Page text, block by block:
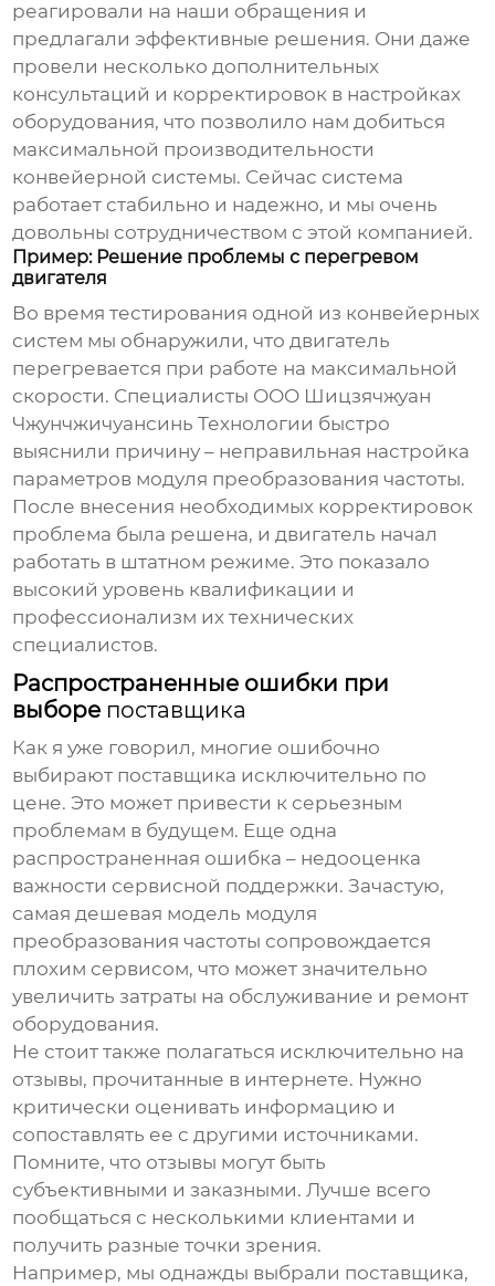
реагировали на наши обращения и
предлагали эффективные решения. Они даже
провели несколько дополнительных
консультаций и корректировок в настройках
оборудования, что позволило нам добиться
максимальной производительности
конвейерной системы. Сейчас система
работает стабильно и надежно, и мы очень
довольны сотрудничеством с этой компанией.
Пример: Решение проблемы с перегревом
двигателя
Во время тестирования одной из конвейерных
систем мы обнаружили, что двигатель
перегревается при работе на максимальной
скорости. Специалисты ООО Шицзячжуан
Чжунчжичуансинь Технологии быстро
выяснили причину – неправильная настройка
параметров модуля преобразования частоты.
После внесения необходимых корректировок
проблема была решена, и двигатель начал
работать в штатном режиме. Это показало
высокий уровень квалификации и
профессионализм их технических
специалистов.
Распространенные ошибки при
выборе поставщика
Как я уже говорил, многие ошибочно
выбирают поставщика исключительно по
цене. Это может привести к серьезным
проблемам в будущем. Еще одна
распространенная ошибка – недооценка
важности сервисной поддержки. Зачастую,
самая дешевая модель модуля
преобразования частоты сопровождается
плохим сервисом, что может значительно
увеличить затраты на обслуживание и ремонт
оборудования.
Не стоит также полагаться исключительно на
отзывы, прочитанные в интернете. Нужно
критически оценивать информацию и
сопоставлять ее с другими источниками.
Помните, что отзывы могут быть
субъективными и заказными. Лучше всего
пообщаться с несколькими клиентами и
получить разные точки зрения.
Например, мы однажды выбрали поставщика,